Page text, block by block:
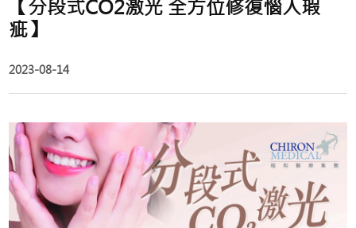
【分段式CO2激光 全方位修復惱人瑕
疵】
2023-08-14